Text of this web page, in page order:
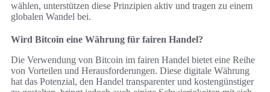
wählen, unterstützen diese Prinzipien aktiv und tragen zu einem
globalen Wandel bei.
Wird Bitcoin eine Währung für fairen Handel?
Die Verwendung von Bitcoin im fairen Handel bietet eine Reihe
von Vorteilen und Herausforderungen. Diese digitale Währung
hat das Potenzial, den Handel transparenter und kostengünstiger